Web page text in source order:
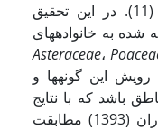
هایی از آن برای چرای دام است (11). در این تحقیق
شده به خانواده­های
Asteraceae،
این گونه­ها و
باشد که با نتایج
رضوی (1387) و شیرمردی و همکاران (1393) مطابقت